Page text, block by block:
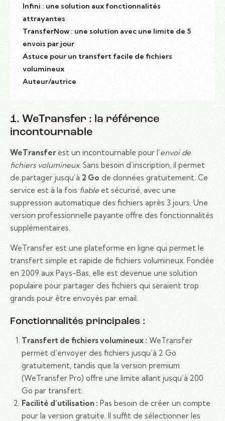
Infini : une solution aux fonctionnalités
attrayantes
TransferNow : une solution avec une limite de 5
envois par jour
Astuce pour un transfert facile de fichiers
volumineux
Auteur/autrice
1. WeTransfer : la référence
incontournable
WeTransferest un incontournable pour l’envoi de
fichiers volumineux. Sans besoin d’inscription, il permet
de partager jusqu’à 2 Go de données gratuitement. Ce
service est à la fois fiable et sécurisé, avec une
suppression automatique des fichiers après 3 jours. Une
version professionnelle payante offre des fonctionnalités
supplémentaires.
WeTransfer est une plateforme en ligne qui permet le
transfert simple et rapide de fichiers volumineux. Fondée
en 2009 aux Pays-Bas, elle est devenue une solution
populaire pour partager des fichiers qui seraient trop
grands pour être envoyés par email.
Fonctionnalités principales :
Transfert de fichiers volumineux : WeTransfer
permet d’envoyer des fichiers jusqu’à 2 Go
gratuitement, tandis que la version premium
(WeTransfer Pro) offre une limite allant jusqu’à 200
Go par transfert.
Facilité d’utilisation : Pas besoin de créer un compte
pour la version gratuite. Il suffit de sélectionner les